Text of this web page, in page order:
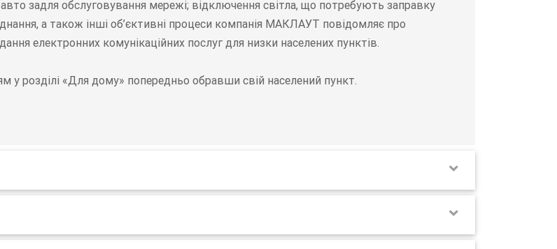
задля обслуговування мережі; відключення світла, що потребують заправку
а також інші об’єктивні процеси компанія МАКЛАУТ повідомляє про
електронних комунікаційних послуг для низки населених пунктів.
розділі «Для дому» попередньо обравши свій населений пункт.